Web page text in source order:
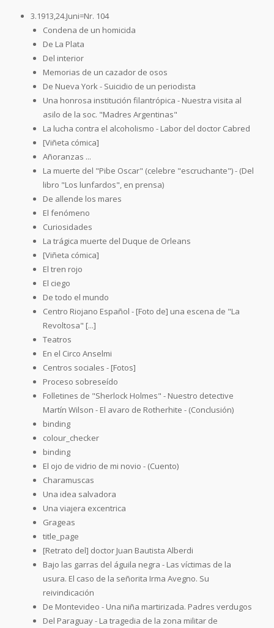
3.1913,24.Juni=Nr. 104
Condena de un homicida
De La Plata
Del interior
Memorias de un cazador de osos
De Nueva York - Suicidio de un periodista
Una honrosa institución filantrópica - Nuestra visita al
asilo de la soc. "Madres Argentinas"
La lucha contra el alcoholismo - Labor del doctor Cabred
[Viñeta cómica]
Añoranzas ...
La muerte del "Pibe Oscar" (celebre "escruchante") - (Del
libro "Los lunfardos", en prensa)
De allende los mares
El fenómeno
Curiosidades
La trágica muerte del Duque de Orleans
[Viñeta cómica]
El tren rojo
El ciego
De todo el mundo
Centro Riojano Español - [Foto de] una escena de "La
Revoltosa" [...]
Teatros
En el Circo Anselmi
Centros sociales - [Fotos]
Proceso sobreseído
Folletines de "Sherlock Holmes" - Nuestro detective
Martín Wilson - El avaro de Rotherhite - (Conclusión)
binding
colour_checker
binding
El ojo de vidrio de mi novio - (Cuento)
Charamuscas
Una idea salvadora
Una viajera excentrica
Grageas
title_page
[Retrato del] doctor Juan Bautista Alberdi
Bajo las garras del águila negra - Las víctimas de la
usura. El caso de la señorita Irma Avegno. Su
reivindicación
De Montevideo - Una niña martirizada. Padres verdugos
Del Paraguay - La tragedia de la zona militar de